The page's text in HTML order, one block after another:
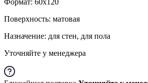
Формат: 60x120
Поверхность: матовая
Назначение: для стен, для пола
Уточняйте у менеджера